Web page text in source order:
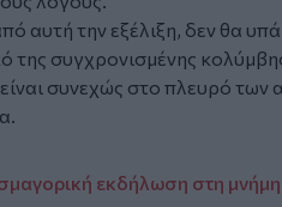
αυτή την εξέλιξη, δεν θα
της συγχρονισμένης
συνεχώς στο πλευρό των
εκδήλωση στη